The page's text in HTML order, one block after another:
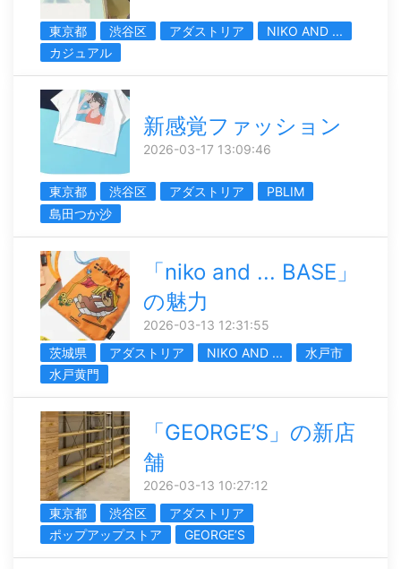
東京都 渋谷区 アダストリア
NIKO AND ...
カジュアル
新感覚ファッション
2026-03-17 13:09:46
東京都 渋谷区 アダストリア
PBLIM
島田つか沙
「niko and ... BASE」
の魅力
2026-03-13 12:31:55
茨城県
アダストリア NIKO AND ...
水戸市
水戸黄門
「GEORGE’S」の新店
舗
2026-03-13 10:27:12
東京都
渋谷区
アダストリア
ポップアップストア
GEORGE’S